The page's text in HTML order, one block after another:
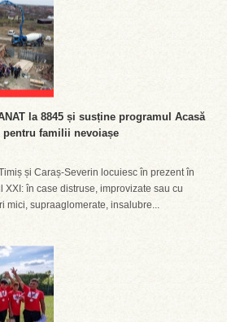
la 8845 și susține programul Acasă
pentru familii nevoiașe
și Caraș-Severin locuiesc în prezent în
în case distruse, improvizate sau cu
mici, supraaglomerate, insalubre...